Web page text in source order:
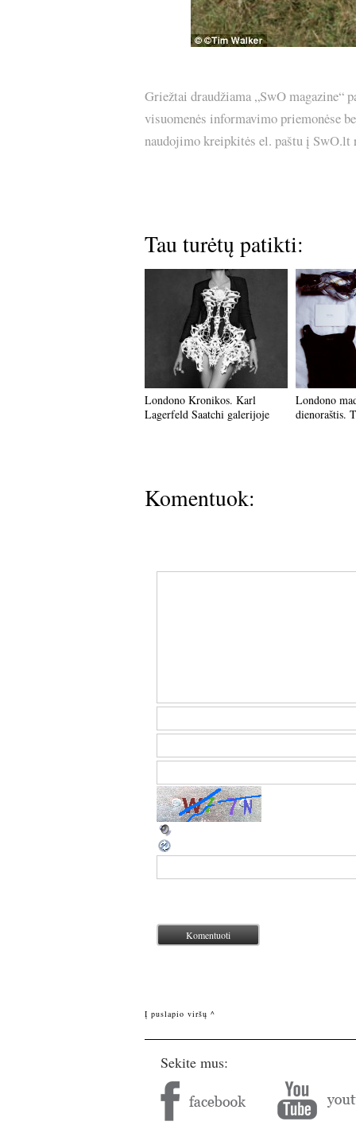
Griežtai draudžiama „SwO magazine“
visuomenės informavimo priemonėse
naudojimo kreipkitės el. paštu į
Tau turėtų patikti:
Londono Kronikos. Karl
Lagerfeld Saatchi galerijoje
Londono
dienoraštis.
Komentuok:
Į puslapio viršų ^
Sekite mus: